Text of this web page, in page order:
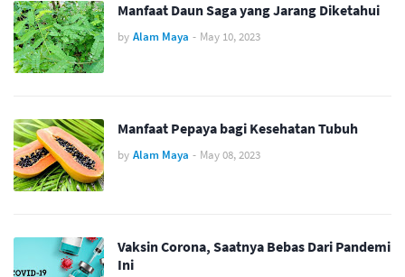
Manfaat Daun Saga yang Jarang Diketahui
by Alam Maya - May 10, 2023
Manfaat Pepaya bagi Kesehatan Tubuh
by Alam Maya - May 08, 2023
Vaksin Corona, Saatnya Bebas Dari Pandemi
Ini